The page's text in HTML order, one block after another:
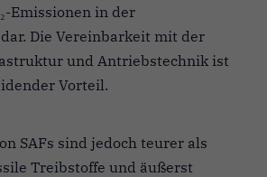
Emissionen in der
Die Vereinbarkeit mit der
und Antriebstechnik ist
Vorteil.
SAFs sind jedoch teurer als
Treibstoffe und äußerst